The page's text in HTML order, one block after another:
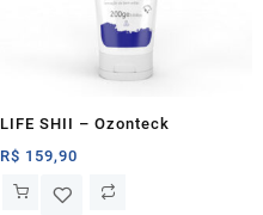
LIFE SHII – Ozonteck
R$ 159,90